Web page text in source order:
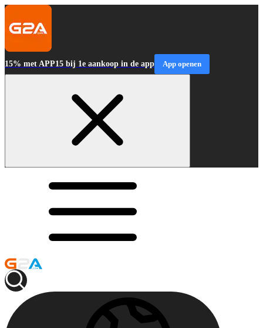
15% met APP15 bij 1e aankoop in de app App openen